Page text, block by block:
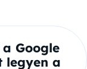
Google
legyen a